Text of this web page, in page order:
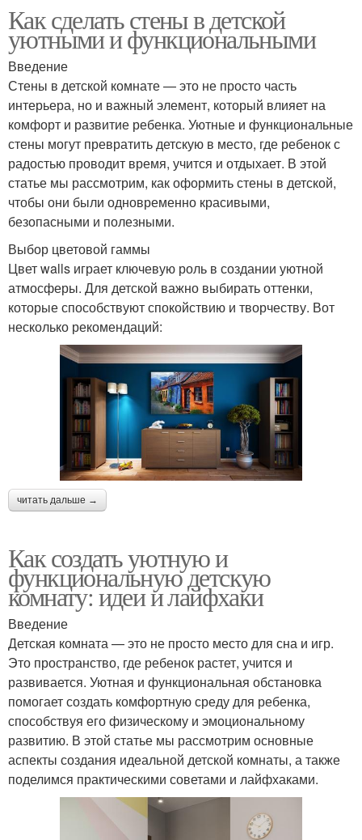
Как сделать стены в детской
уютными и функциональными
Введение
Стены в детской комнате — это не просто часть
интерьера, но и важный элемент, который влияет на
комфорт и развитие ребенка. Уютные и функциональные
стены могут превратить детскую в место, где ребенок с
радостью проводит время, учится и отдыхает. В этой
статье мы рассмотрим, как оформить стены в детской,
чтобы они были одновременно красивыми,
безопасными и полезными.
Выбор цветовой гаммы
Цвет walls играет ключевую роль в создании уютной
атмосферы. Для детской важно выбирать оттенки,
которые способствуют спокойствию и творчеству. Вот
несколько рекомендаций:
читать дальше →
Как создать уютную и
функциональную детскую
комнату: идеи и лайфхаки
Введение
Детская комната — это не просто место для сна и игр.
Это пространство, где ребенок растет, учится и
развивается. Уютная и функциональная обстановка
помогает создать комфортную среду для ребенка,
способствуя его физическому и эмоциональному
развитию. В этой статье мы рассмотрим основные
аспекты создания идеальной детской комнаты, а также
поделимся практическими советами и лайфхаками.